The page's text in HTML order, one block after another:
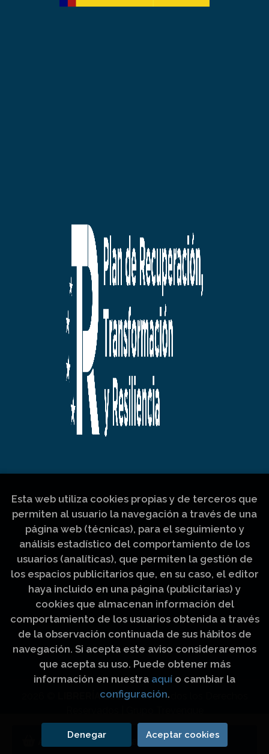
Añadir a mi cesta
LIBRERÍA LUZ Y VIDA. Todos los Derechos
Esta web utiliza cookies propias y de terceros que
permiten al usuario la navegación a través de una
página web (técnicas), para el seguimiento y
análisis estadístico del comportamiento de los
usuarios (analíticas), que permiten la gestión de
los espacios publicitarios que, en su caso, el editor
haya incluido en una página (publicitarias) y
cookies que almacenan información del
comportamiento de los usuarios obtenida a través
de la observación continuada de sus hábitos de
navegación. Si acepta este aviso consideraremos
que acepta su uso. Puede obtener más
información en nuestra aquí o cambiar la
configuración.
Denegar Aceptar cookies